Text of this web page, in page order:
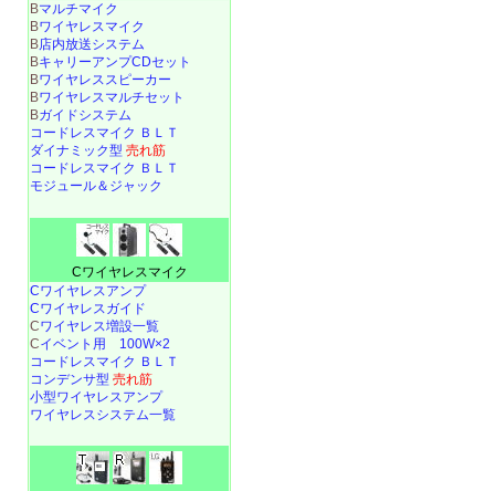
Bマルチマイク
Bワイヤレスマイク
B店内放送システム
BキャリーアンプCDセット
Bワイヤレススピーカー
Bワイヤレスマルチセット
Bガイドシステム
コードレスマイク ＢＬＴ
ダイナミック型 売れ筋
コードレスマイク ＢＬＴ
モジュール＆ジャック
Cワイヤレスマイク
Cワイヤレスアンプ
Cワイヤレスガイド
Cワイヤレス増設一覧
Cイベント用 100W×2
コードレスマイク ＢＬＴ
コンデンサ型 売れ筋
小型ワイヤレスアンプ
ワイヤレスシステム一覧